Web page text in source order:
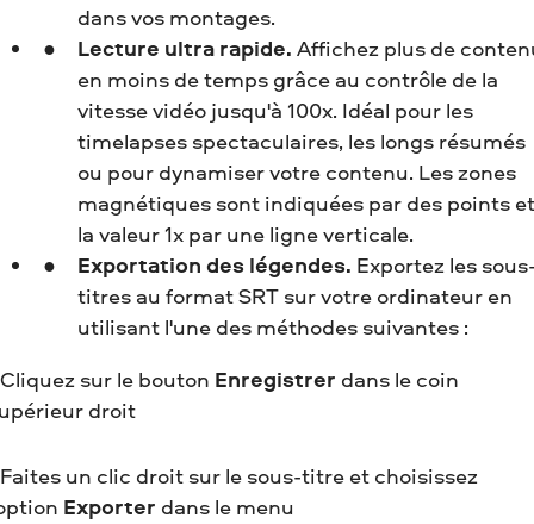
dans vos montages.
Lecture ultra rapide. Affichez plus de
en moins de temps grâce au contrôle de la
vitesse vidéo jusqu'à 100x. Idéal pour les
timelapses spectaculaires, les longs résumés
ou pour dynamiser votre contenu. Les zones
magnétiques sont indiquées par des points et
la valeur 1x par une ligne verticale.
Exportation des légendes. Exportez les
titres au format SRT sur votre ordinateur en
utilisant l'une des méthodes suivantes :
sur le bouton Enregistrer dans le coin
droit
un clic droit sur le sous-titre et choisissez
Exporter dans le menu